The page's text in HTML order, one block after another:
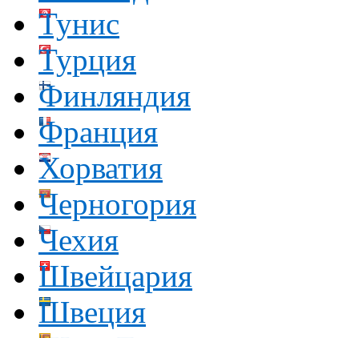
Тунис
Турция
Финляндия
Франция
Хорватия
Черногория
Чехия
Швейцария
Швеция